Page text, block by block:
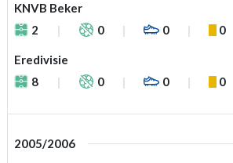
KNVB Beker
2
0 0 0
Eredivisie
8
0 0 0
2005/2006